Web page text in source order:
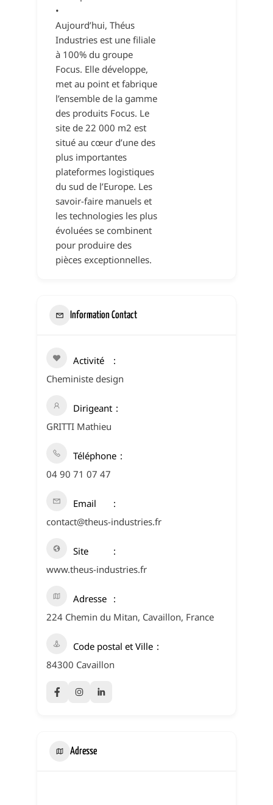
•
Aujourd’hui, Théus
Industries est une filiale
à 100% du groupe
Focus. Elle développe,
met au point et fabrique
l’ensemble de la gamme
des produits Focus. Le
site de 22 000 m2 est
situé au cœur d’une des
plus importantes
plateformes logistiques
du sud de l’Europe. Les
savoir-faire manuels et
les technologies les plus
évoluées se combinent
pour produire des
pièces exceptionnelles.
Information Contact
Activité
Cheministe design
Dirigeant
GRITTI Mathieu
Téléphone
04 90 71 07 47
Email
contact@theus-industries.fr
Site
www.theus-industries.fr
Adresse
224 Chemin du Mitan, Cavaillon, France
Code postal et Ville
84300 Cavaillon
Adresse